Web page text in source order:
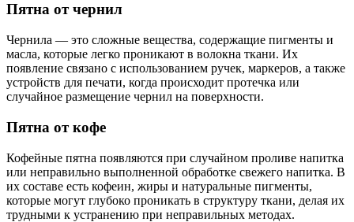
Пятна от чернил
Чернила — это сложные вещества, содержащие пигменты и
масла, которые легко проникают в волокна ткани. Их
появление связано с использованием ручек, маркеров, а также
устройств для печати, когда происходит протечка или
случайное размещение чернил на поверхности.
Пятна от кофе
Кофейные пятна появляются при случайном проливе напитка
или неправильно выполненной обработке свежего напитка. В
их составе есть кофеин, жиры и натуральные пигменты,
которые могут глубоко проникать в структуру ткани, делая их
трудными к устранению при неправильных методах.